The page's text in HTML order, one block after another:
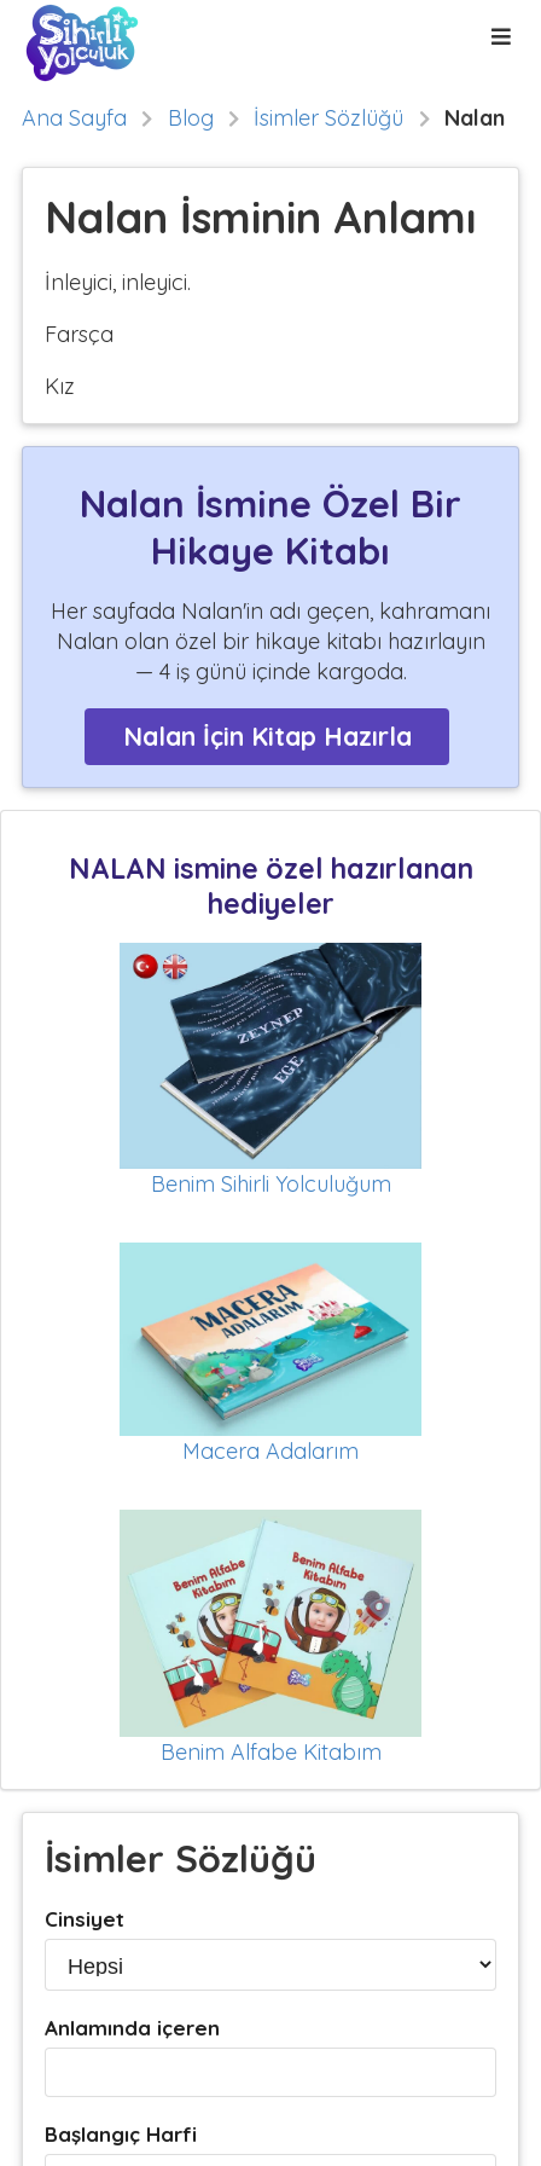
Ana Sayfa Blog İsimler Sözlüğü Nalan
Nalan İsminin Anlamı
İnleyici, inleyici.
Farsça
Kız
Nalan İsmine Özel Bir
Hikaye Kitabı
Her sayfada Nalan'in adı geçen, kahramanı
Nalan olan özel bir hikaye kitabı hazırlayın
— 4 iş günü içinde kargoda.
Nalan İçin Kitap Hazırla
NALAN ismine özel hazırlanan
hediyeler
Benim Sihirli Yolculuğum
Macera Adalarım
Benim Alfabe Kitabım
İsimler Sözlüğü
Cinsiyet
Anlamında içeren
Başlangıç Harfi